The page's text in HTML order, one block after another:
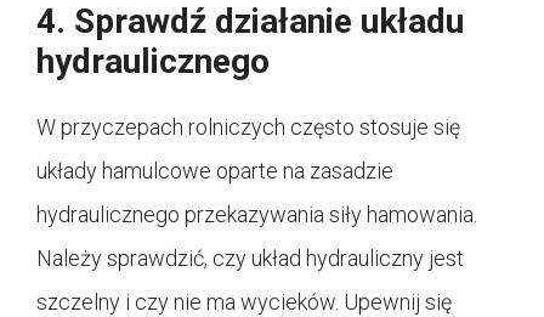
4. Sprawdź działanie układu
hydraulicznego
W przyczepach rolniczych często stosuje się
układy hamulcowe oparte na zasadzie
hydraulicznego przekazywania siły hamowania.
Należy sprawdzić, czy układ hydrauliczny jest
szczelny i czy nie ma wycieków. Upewnij się